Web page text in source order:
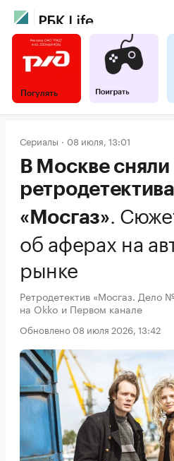
Погулять
Сериалы 08 июля, 13:01
В Москве
«Мосгаз».
об аферах на
рынке
Ретродетектив «Мосгаз. Дело
на Okko и Первом канале
Обновлено 08 июля 2026, 13:42